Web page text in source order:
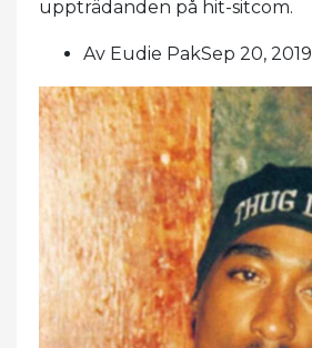
uppträdanden på hit-sitcom.
Av Eudie PakSep 20, 2019